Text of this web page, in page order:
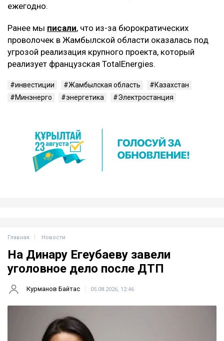
ежегодно.
Ранее мы писали, что из-за бюрократических
проволочек в Жамбылской области оказалась под
угрозой реализация крупного проекта, который
реализует французская TotalEnergies.
инвестиции Жамбылская область
Казахстан
Минэнерго
энергетика Электростанция
Главная Новости
На Динару Егеубаеву завели
уголовное дело после ДТП
Курманов Байтас 05.08.2026, 12:46